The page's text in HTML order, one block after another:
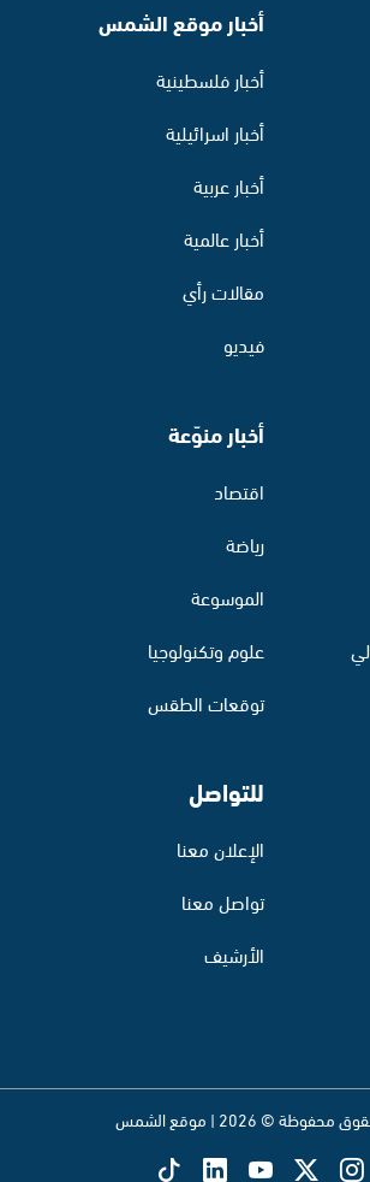
أخبار موقع الشمس
أخبار فلسطينية
أخبار اسرائيلية
أخبار عربية
أخبار عالمية
مقالات رأي
فيديو
أخبار منوّعة
اقتصاد
رياضة
الموسوعة
علوم وتكنولوجيا
توقعات الطقس
للتواصل
الإعلان معنا
تواصل معنا
الأرشيف
© 2026 | موقع الشمس